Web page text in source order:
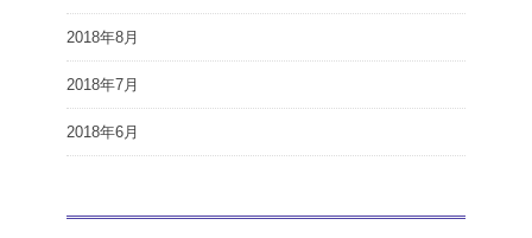
2018年8月
2018年7月
2018年6月